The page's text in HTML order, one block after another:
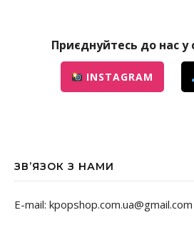
Приєднуйтесь до нас
INSTAGRAM
ЗВ’ЯЗОК З НАМИ
E-mail: kpopshop.com.ua@gmail.com